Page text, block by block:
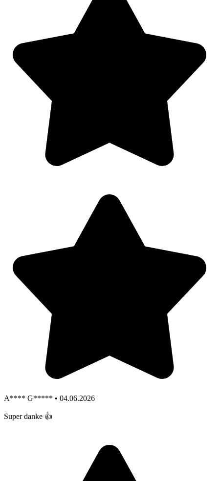
A**** G***** • 04.06.2026
Super danke 👍